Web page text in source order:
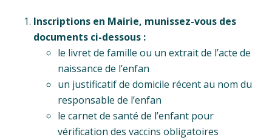
Inscriptions en Mairie, munissez-vous des
documents ci-dessous :
le livret de famille ou un extrait de l’acte de
naissance de l’enfan
un justificatif de domicile récent au nom du
responsable de l’enfan
le carnet de santé de l’enfant pour
vérification des vaccins obligatoires